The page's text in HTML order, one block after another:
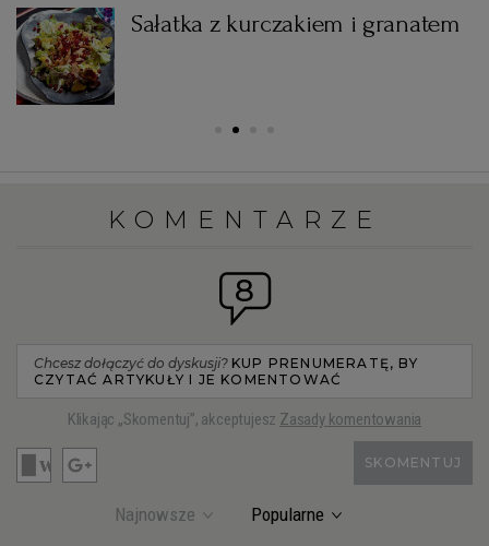
Sałatka z kurczakiem i granatem
KOMENTARZE
8
Chcesz dołączyć do dyskusji? KUP PRENUMERATĘ, BY
CZYTAĆ ARTYKUŁY I JE KOMENTOWAĆ
Klikając „Skomentuj”, akceptujesz Zasady komentowania
SKOMENTUJ
Najnowsze Popularne